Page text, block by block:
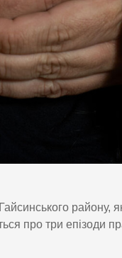
району,
про три епізоди